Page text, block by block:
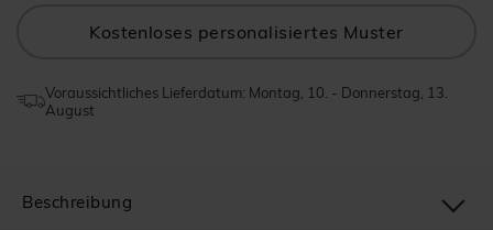
Kostenloses personalisiertes Muster
Voraussichtliches Lieferdatum: Montag, 10. - Donnerstag, 13.
August
Beschreibung